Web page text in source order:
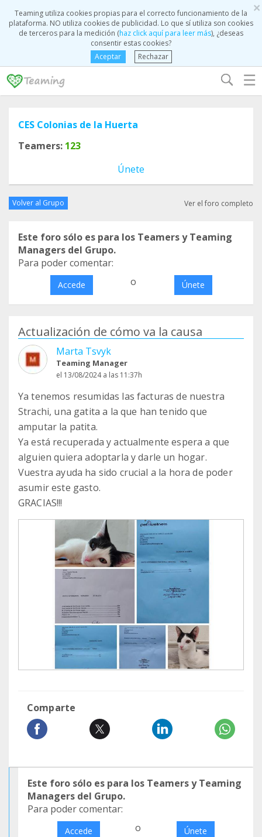
×
Teaming utiliza cookies propias para el correcto funcionamiento de la
plataforma. NO utiliza cookies de publicidad. Lo que sí utiliza son cookies
de terceros para la medición (haz click aquí para leer más), ¿deseas
consentir estas cookies?
Aceptar
Rechazar
☰
CES Colonias de la Huerta
Teamers: 123
Únete
Volver al Grupo Ver el foro completo
Este foro sólo es para los Teamers y Teaming
Managers del Grupo.
Para poder comentar:
Accede o Únete
Actualización de cómo va la causa
Marta Tsvyk
Teaming Manager
el 13/08/2024 a las 11:37h
Ya tenemos resumidas las facturas de nuestra
Strachi, una gatita a la que han tenido que
amputar la patita.
Ya está recuperada y actualmente espera a que
alguien quiera adoptarla y darle un hogar.
Vuestra ayuda ha sido crucial a la hora de poder
asumir este gasto.
GRACIAS!!!
Comparte
Este foro sólo es para los Teamers y Teaming
Managers del Grupo.
Para poder comentar:
Accede o Únete